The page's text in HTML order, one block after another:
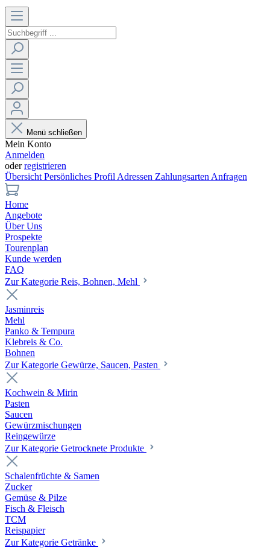
Menü schließen
Mein Konto
Anmelden
oderregistrieren
Übersicht Persönliches Profil Adressen Zahlungsarten Anfragen
Home
Angebote
Über Uns
Prospekte
Tourenplan
Kunde werden
FAQ
Zur Kategorie Reis, Bohnen, Mehl
Jasminreis
Mehl
Panko & Tempura
Klebreis & Co.
Bohnen
Zur Kategorie Gewürze, Saucen, Pasten
Kochwein & Mirin
Pasten
Saucen
Gewürzmischungen
Reingewürze
Zur Kategorie Getrocknete Produkte
Schalenfrüchte & Samen
Zucker
Gemüse & Pilze
Fisch & Fleisch
TCM
Reispapier
Zur Kategorie Getränke